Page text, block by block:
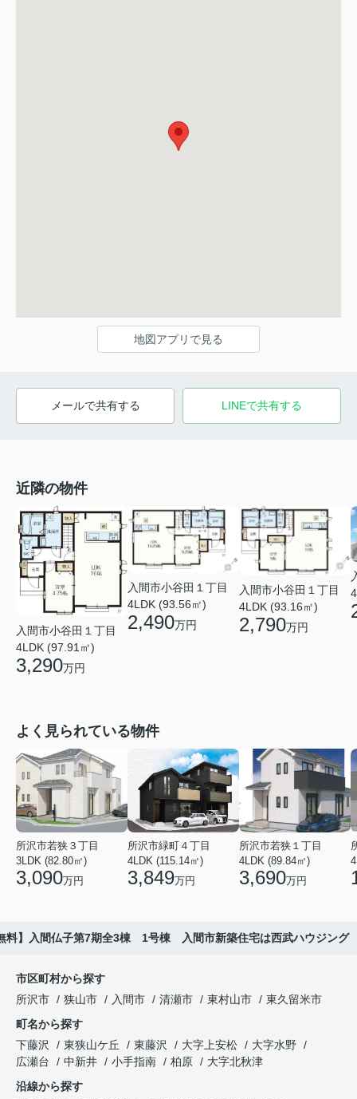
地図アプリで見る
メールで共有する LINEで共有する
近隣の物件
入間市小谷田１丁目
4LDK (97.91㎡)
3,290万円
入間市小谷田１丁目
4LDK (93.56㎡)
2,490万円
入間市小谷田１丁目
4LDK (93.16㎡)
2,790万円
よく見られている物件
所沢市若狭３丁目
3LDK (82.80㎡)
3,090万円
所沢市緑町４丁目
4LDK (115.14㎡)
3,849万円
所沢市若狭１丁目
4LDK (89.84㎡)
3,690万円
料】入間仏子第7期全3棟 1号棟 入間市新築住宅は西武ハウジング
市区町村から探す
所沢市
狭山市 入間市 清瀬市 東村山市
東久留米市
町名から探す
下藤沢
東狭山ケ丘 東藤沢 大字上安松
大字水野
広瀬台
中新井 小手指南 柏原
大字北秋津
沿線から探す